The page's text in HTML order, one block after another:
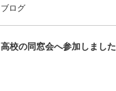
ブログ
高校の同窓会へ参加しました